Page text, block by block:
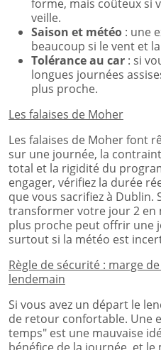
forme, mais coûteux si
veille.
Saison et météo : une
beaucoup si le vent et
Tolérance au car : si
longues journées
plus proche.
Les falaises de Moher
Les falaises de Moher font
sur une journée, la
total et la rigidité du
engager, vérifiez la durée
que vous sacrifiez à Dublin.
transformer votre jour 2 en
plus proche peut offrir une
surtout si la météo est
Règle de sécurité : marge
lendemain
Si vous avez un départ le
de retour confortable. Une
temps" est une mauvaise